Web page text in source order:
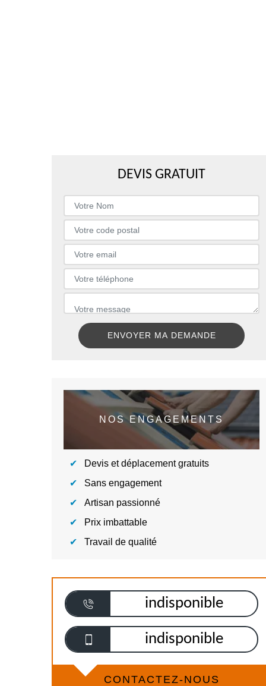
DEVIS GRATUIT
NOS ENGAGEMENTS
Devis et déplacement gratuits
Sans engagement
Artisan passionné
Prix imbattable
Travail de qualité
indisponible
indisponible
CONTACTEZ-NOUS